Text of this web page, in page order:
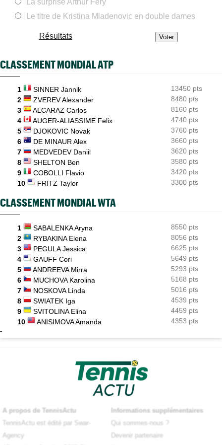
La proposition de Novak Djokovic : "Jouer jusqu’à quatre jeux"
Abonnement 9,99€ et pour 1 an, Tennis Actu sans pub et sans
pop up
Carlos Alcaraz forfait, l'Espagnol sera-t-il à l'US Open ?
Tous les résultats du vendredi 7 août 2026 et de la nuit
08:00
ATP - Blessure
Les galères continuent pour Sebastian Korda, opéré du dos
Le titre de Kristina Mladenovic en double dames
Résultats
CLASSEMENT MONDIAL ATP
1 SINNER Jannik
13450 pts
2
ZVEREV Alexander
8480 pts
3
ALCARAZ Carlos
8160 pts
4
AUGER-ALIASSIME Felix
4740 pts
5
DJOKOVIC Novak
3760 pts
6
DE MINAUR Alex
3660 pts
7
MEDVEDEV Daniil
3620 pts
8
SHELTON Ben
3580 pts
9
COBOLLI Flavio
3420 pts
10
FRITZ Taylor 3300 pts
CLASSEMENT MONDIAL WTA
1 SABALENKA Aryna
8550 pts
2
RYBAKINA Elena
8056 pts
3
PEGULA Jessica
6625 pts
4
GAUFF Cori
5649 pts
5
ANDREEVA Mirra
5293 pts
6
MUCHOVA Karolina
5168 pts
7
NOSKOVA Linda
5016 pts
8
SWIATEK Iga
4539 pts
9
SVITOLINA Elina
4459 pts
10
ANISIMOVA Amanda 4353 pts
-
A propos de TennisActu
TennisActu est édité par Swar-
Agency
Informations supplémentaires
Qui sommes-nous ?
Devenir partenaire